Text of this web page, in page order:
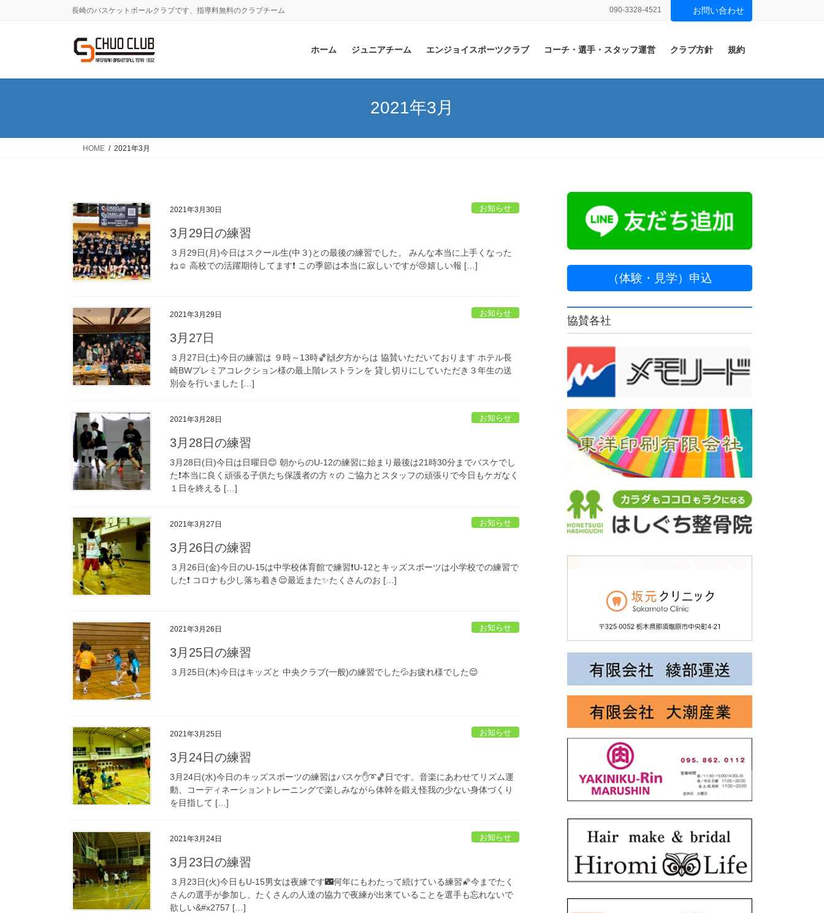
に
ョ
動
長崎のバスケットボールクラブです、指導料無料のクラブチーム 090-3328-4521 お問い合わせ
ホーム ジュニアチーム エンジョイスポーツクラブ コーチ・選手・スタッフ運営 クラブ方針 規約
2021年3月
HOME 2021年3月
2021年3月30日 お知らせ
3月29日の練習
３月29日(月)今日はスクール生(中３)との最後の練習でした。 みんな本当に上手くなった
ね☺️ 高校での活躍期待してます❗ この季節は本当に寂しいですが😢嬉しい報 […]
2021年3月29日 お知らせ
3月27日
３月27日(土)今日の練習は ９時～13時🏀🙌夕方からは 協賛いただいております ホテル長
崎BWプレミアコレクション様の最上階レストランを 貸し切りにしていただき３年生の送
別会を行いました […]
2021年3月28日 お知らせ
3月28日の練習
3月28日(日)今日は日曜日😊 朝からのU-12の練習に始まり最後は21時30分までバスケでし
た❗本当に良く頑張る子供たち保護者の方々の ご協力とスタッフの頑張りで今日もケガなく
１日を終える […]
2021年3月27日 お知らせ
3月26日の練習
３月26日(金)今日のU-15は中学校体育館で練習❗️U-12とキッズスポーツは小学校での練習で
した❗ コロナも少し落ち着き😌最近また✨たくさんのお […]
2021年3月26日 お知らせ
3月25日の練習
３月25日(木)今日はキッズと 中央クラブ(一般)の練習でした💦お疲れ様でした😌
2021年3月25日 お知らせ
3月24日の練習
3月24日(水)今日のキッズスポーツの練習はバスケ✋➰🏀日です。音楽にあわせてリズム運
動、コーディネーショントレーニングで楽しみながら体幹を鍛え怪我の少ない身体づくり
を目指して […]
2021年3月24日 お知らせ
3月23日の練習
３月23日(火)今日もU-15男女は夜練です🌃何年にもわたって続けている練習🌠今までたく
さんの選手が参加し、たくさんの人達の協力で夜練が出来ていることを選手も忘れないで
欲しい&#x2757 […]
（体験・見学）申込
協賛各社